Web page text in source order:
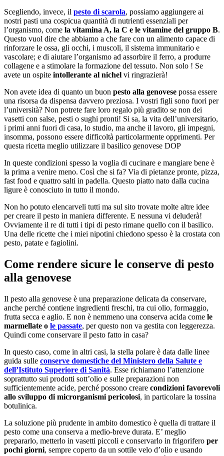
Scegliendo, invece, il pesto di scarola, possiamo aggiungere ai
nostri pasti una cospicua quantità di nutrienti essenziali per
l’organismo, come la vitamina A, la C e le vitamine del gruppo B.
Questo vuol dire che abbiamo a che fare con un alimento capace di
rinforzare le ossa, gli occhi, i muscoli, il sistema immunitario e
vascolare; e di aiutare l’organismo ad assorbire il ferro, a produrre
collagene e a stimolare la formazione del tessuto. Non solo ! Se
avete un ospite intollerante al nichel vi ringrazierà!
Non avete idea di quanto un buon pesto alla genovese possa essere
una risorsa da dispensa davvero preziosa. I vostri figli sono fuori per
l’università? Non potrete fare loro regalo più gradito se non dei
vasetti con salse, pesti o sughi pronti! Si sa, la vita dell’universitario,
i primi anni fuori di casa, lo studio, ma anche il lavoro, gli impegni,
insomma, possono essere difficoltà particolarmente opprimenti. Per
questa ricetta meglio utilizzare il basilico genovese DOP
In queste condizioni spesso la voglia di cucinare e mangiare bene è
la prima a venire meno. Così che si fa? Via di pietanze pronte, pizza,
fast food e quattro salti in padella. Questo piatto nato dalla cucina
ligure è conosciuto in tutto il mondo.
Non ho potuto elencarveli tutti ma sul sito trovate molte altre idee
per creare il pesto in maniera differente. E nessuna vi deluderà!
Ovviamente il re di tutti i tipi di pesto rimane quello con il basilico.
Una delle ricette che i miei nipotini chiedono spesso è la crostata con
pesto, patate e fagiolini.
Come rendere sicure le conserve di pesto
alla genovese
Il pesto alla genovese è una preparazione delicata da conservare,
anche perché contiene ingredienti freschi, tra cui olio, formaggio,
frutta secca e aglio. E non è nemmeno una conserva acida come le
marmellate o le passate, per questo non va gestita con leggerezza.
Quindi come conservare il pesto fatto in casa?
In questo caso, come in altri casi, la stella polare è data dalle linee
guida sulle conserve domestiche del Ministero della Salute e
dell’Istituto Superiore di Sanità. Esse richiamano l’attenzione
soprattutto sui prodotti sott’olio e sulle preparazioni non
sufficientemente acide, perché possono creare condizioni favorevoli
allo sviluppo di microrganismi pericolosi, in particolare la tossina
botulinica.
La soluzione più prudente in ambito domestico è quella di trattare il
pesto come una conserva a medio-breve durata. E’ meglio
prepararlo, metterlo in vasetti piccoli e conservarlo in frigorifero per
pochi giorni, sempre coperto da un sottile velo d’olio e usando